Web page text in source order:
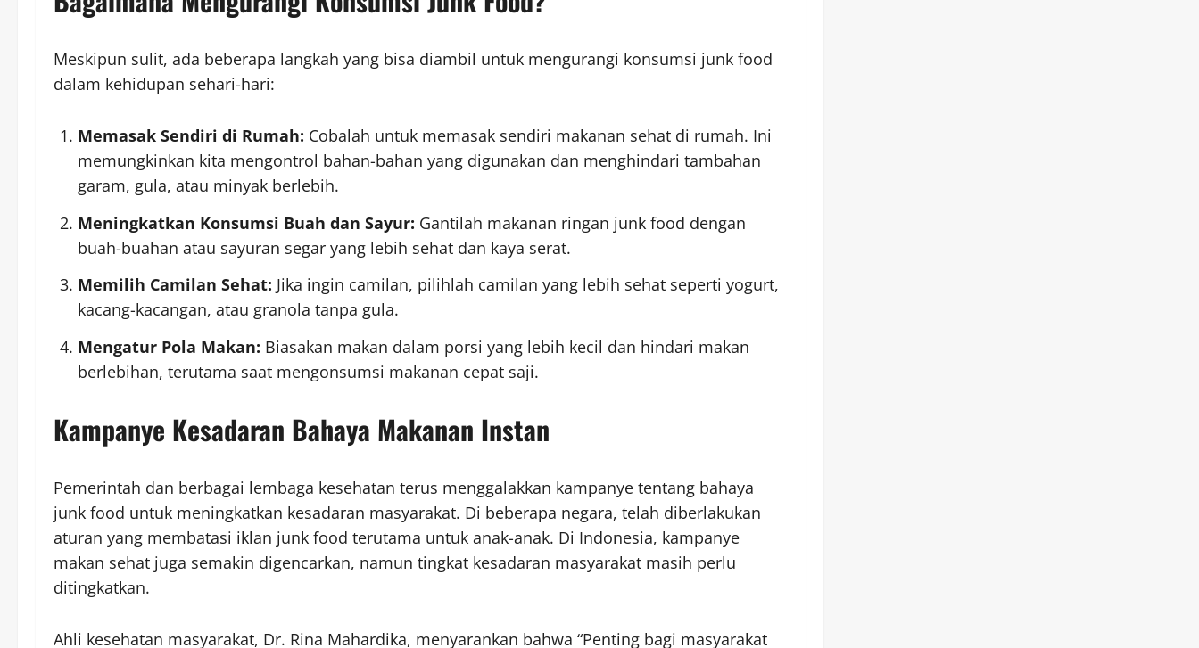
Meskipun sulit, ada beberapa langkah yang bisa diambil untuk mengurangi konsumsi junk food
dalam kehidupan sehari-hari:
Memasak Sendiri di Rumah: Cobalah untuk memasak sendiri makanan sehat di rumah. Ini
memungkinkan kita mengontrol bahan-bahan yang digunakan dan menghindari tambahan
garam, gula, atau minyak berlebih.
Meningkatkan Konsumsi Buah dan Sayur: Gantilah makanan ringan junk food dengan
buah-buahan atau sayuran segar yang lebih sehat dan kaya serat.
Memilih Camilan Sehat: Jika ingin camilan, pilihlah camilan yang lebih sehat seperti yogurt,
kacang-kacangan, atau granola tanpa gula.
Mengatur Pola Makan: Biasakan makan dalam porsi yang lebih kecil dan hindari makan
berlebihan, terutama saat mengonsumsi makanan cepat saji.
Kampanye Kesadaran Bahaya Makanan Instan
Pemerintah dan berbagai lembaga kesehatan terus menggalakkan kampanye tentang bahaya
junk food untuk meningkatkan kesadaran masyarakat. Di beberapa negara, telah diberlakukan
aturan yang membatasi iklan junk food terutama untuk anak-anak. Di Indonesia, kampanye
makan sehat juga semakin digencarkan, namun tingkat kesadaran masyarakat masih perlu
ditingkatkan.
Ahli kesehatan masyarakat, Dr. Rina Mahardika, menyarankan bahwa “Penting bagi masyarakat